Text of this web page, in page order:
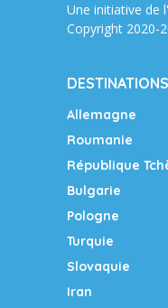
Une initiative de
Copyright 2020-
DESTINATIONS
Allemagne
Roumanie
République
Bulgarie
Pologne
Turquie
Slovaquie
Iran